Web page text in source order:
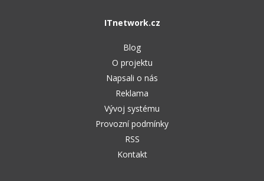
ITnetwork.cz
Blog
O projektu
Napsali o nás
Reklama
Vývoj systému
Provozní podmínky
RSS
Kontakt